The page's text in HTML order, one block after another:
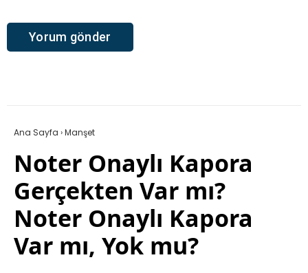
Ana Sayfa ›Manşet
Noter Onaylı Kapora
Gerçekten Var mı?
Noter Onaylı Kapora
Var mı, Yok mu?